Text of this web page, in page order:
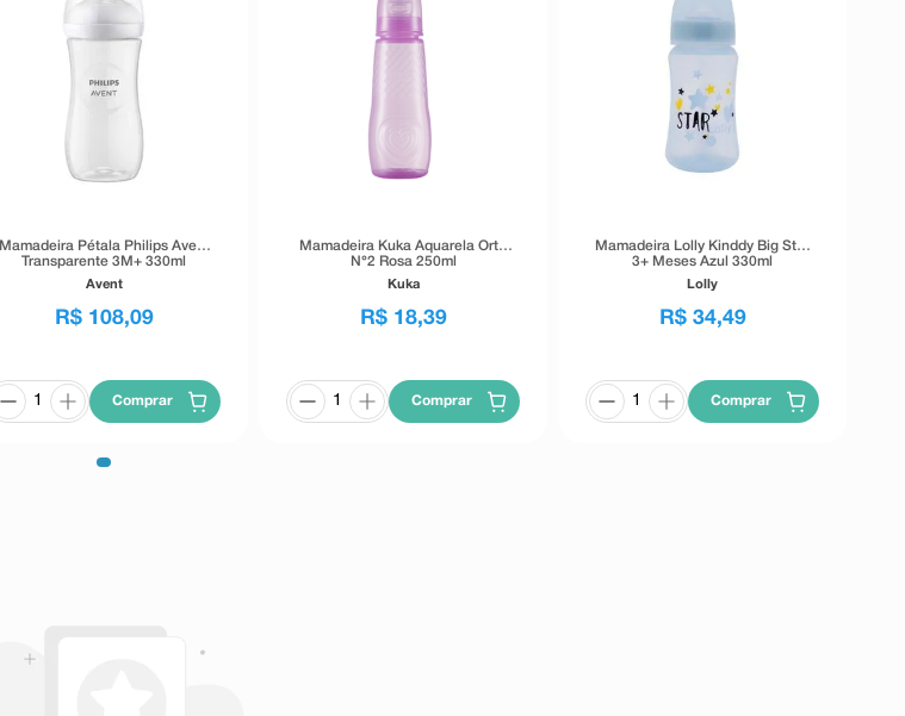
Mamadeira Pétala Philips Avent
Transparente 3M+ 330ml
Avent
R$ 108,09
Comprar
Mamadeira Kuka Aquarela Orto
N°2 Rosa 250ml
Kuka
R$ 18,39
Comprar
Mamadeira Lolly Kinddy Big Star
3+ Meses Azul 330ml
Lolly
R$ 34,49
Comprar